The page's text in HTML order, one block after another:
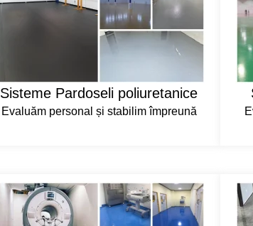
Sisteme Pardoseli poliuretanice
Evaluăm personal și stabilim împreună